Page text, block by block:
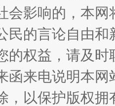
会影响的，本
民的言论自由
的权益，请及
函来电说明本
，以保护版权